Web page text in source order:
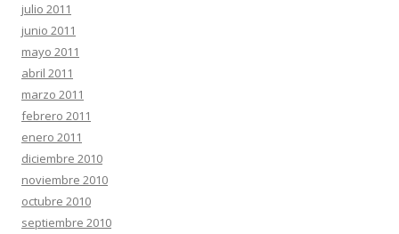
julio 2011
junio 2011
mayo 2011
abril 2011
marzo 2011
febrero 2011
enero 2011
diciembre 2010
noviembre 2010
octubre 2010
septiembre 2010